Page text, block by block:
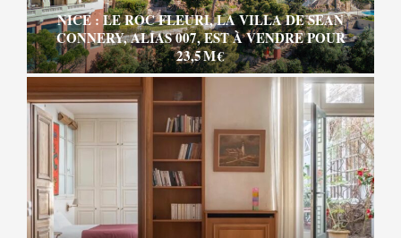
NICE : LE ROC FLEURI, LA VILLA DE SEAN
CONNERY, ALIAS 007, EST À VENDRE POUR
23,5 M €